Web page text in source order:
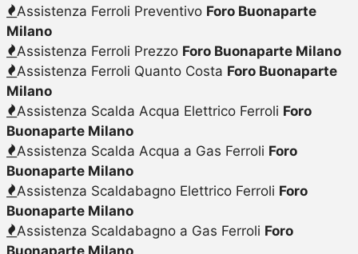
Assistenza Ferroli Preventivo Foro Buonaparte
Milano
Assistenza Ferroli Prezzo Foro Buonaparte Milano
Assistenza Ferroli Quanto Costa Foro Buonaparte
Milano
Assistenza Scalda Acqua Elettrico Ferroli Foro
Buonaparte Milano
Assistenza Scalda Acqua a Gas Ferroli Foro
Buonaparte Milano
Assistenza Scaldabagno Elettrico Ferroli Foro
Buonaparte Milano
Assistenza Scaldabagno a Gas Ferroli Foro
Buonaparte Milano